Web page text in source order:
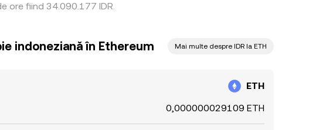
ore fiind 34.090.177 IDR.
indoneziană în Ethereum Mai multe despre IDR la ETH
ETH
0,000000029109 ETH